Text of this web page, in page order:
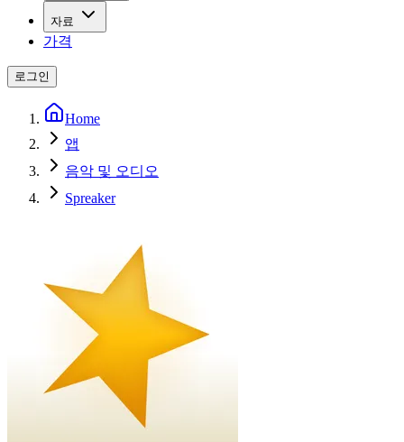
자료
가격
로그인
Home
앱
음악 및 오디오
Spreaker